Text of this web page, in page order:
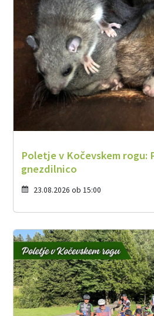
Poletje v Kočevskem rogu:
gnezdilnico
23.08.2026 ob 15:00